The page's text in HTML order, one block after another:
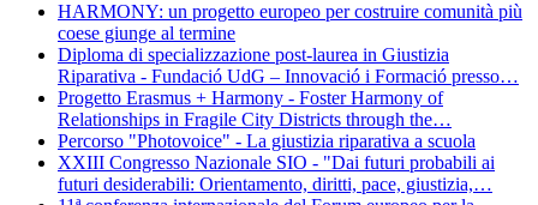
HARMONY: un progetto europeo per costruire comunità più
coese giunge al termine
Diploma di specializzazione post-laurea in Giustizia
Riparativa - Fundació UdG – Innovació i Formació presso…
Progetto Erasmus + Harmony - Foster Harmony of
Relationships in Fragile City Districts through the…
Percorso "Photovoice" - La giustizia riparativa a scuola
XXIII Congresso Nazionale SIO - "Dai futuri probabili ai
futuri desiderabili: Orientamento, diritti, pace, giustizia,…